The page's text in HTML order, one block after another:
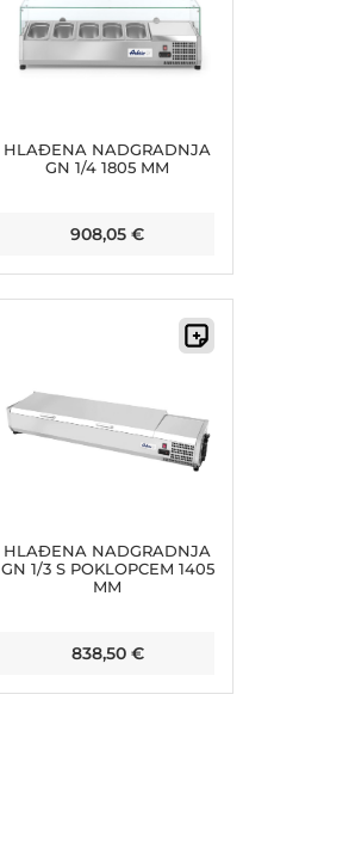
HLAĐENA NADGRADNJA
GN 1/4 1805 MM
908,05 €
HLAĐENA NADGRADNJA
GN 1/3 S POKLOPCEM 1405
MM
838,50 €